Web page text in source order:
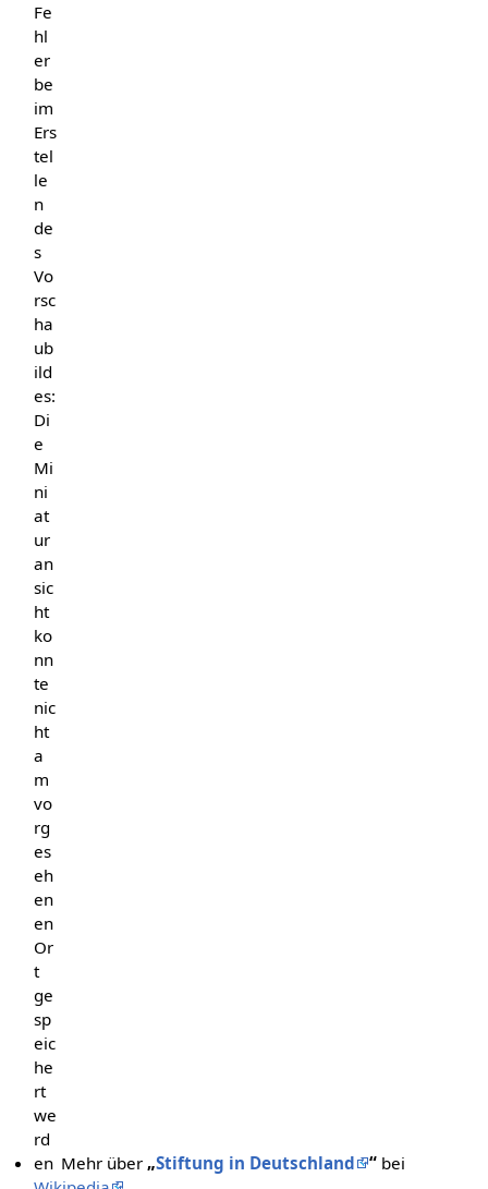
Fe
hl
er
be
im
Ers
tel
le
n
de
s
Vo
rsc
ha
ub
ild
es:
Di
e
Mi
ni
at
ur
an
sic
ht
ko
nn
te
nic
ht
a
m
vo
rg
es
eh
en
en
Or
t
ge
sp
eic
he
rt
we
rd
en Mehr über„Stiftung in Deutschland “ bei